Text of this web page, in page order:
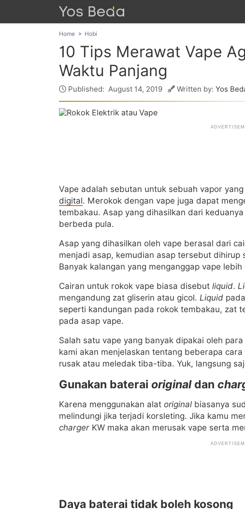
Home Hobi
10 Tips Merawat Vape
Waktu Panjang
Published: August 14, 2019 Written by: Yos
Vape adalah sebutan untuk sebuah vapor
digital. Merokok dengan vape juga dapat
tembakau. Asap yang dihasilkan dari
berbeda pula.
Asap yang dihasilkan oleh vape berasal dari
menjadi asap, kemudian asap tersebut dihirup
Banyak kalangan yang menganggap vape
Cairan untuk rokok vape biasa disebut liquid.
mengandung zat gliserin atau gicol. Liquid
seperti kandungan pada rokok tembakau, zat
pada asap vape.
Salah satu vape yang banyak dipakai oleh
kami akan menjelaskan tentang beberapa
rusak atau meledak tiba-tiba. Yuk, langsung
Gunakan baterai originaldan
Karena menggunakan alat original biasanya
melindungi jika terjadi korsleting. Jika kamu
charger KW maka akan merusak vape serta
Daya baterai tidak boleh kosong